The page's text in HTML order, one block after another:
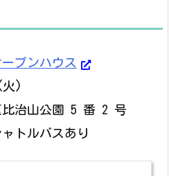
プンハウス
火)
比治山公園 5 番 2 号
トルバスあり